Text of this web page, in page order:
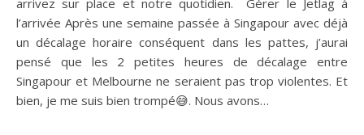
arrivez sur place et notre quotidien. Gérer le Jetlag à
l’arrivée Après une semaine passée à Singapour avec déjà
un décalage horaire conséquent dans les pattes, j’aurai
pensé que les 2 petites heures de décalage entre
Singapour et Melbourne ne seraient pas trop violentes. Et
bien, je me suis bien trompé😅. Nous avons…